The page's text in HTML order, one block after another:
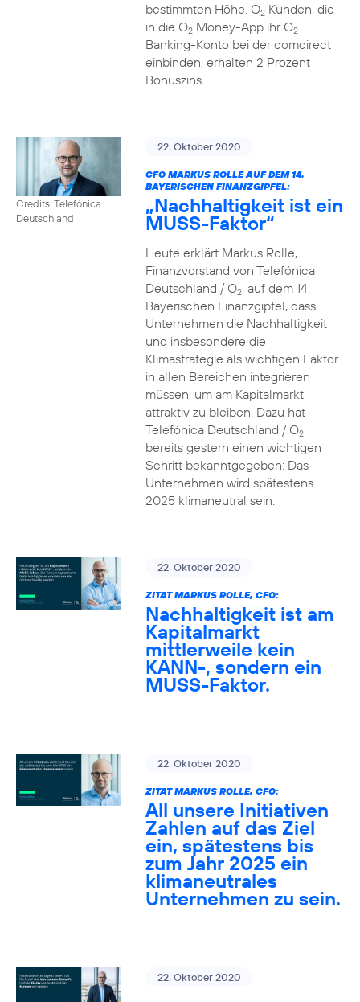
bestimmten Höhe. O2Kunden, die
in die O2Money-App ihr O2
Banking-Konto bei der comdirect
einbinden, erhalten 2 Prozent
Bonuszins.
Credits: Telefónica
Deutschland
22. Oktober 2020
CFO MARKUS ROLLE AUF DEM 14.
BAYERISCHEN FINANZGIPFEL:
„Nachhaltigkeit ist ein
MUSS-Faktor“
Heute erklärt Markus Rolle,
Finanzvorstand von Telefónica
Deutschland / O2, auf dem 14.
Bayerischen Finanzgipfel, dass
Unternehmen die Nachhaltigkeit
und insbesondere die
Klimastrategie als wichtigen Faktor
in allen Bereichen integrieren
müssen, um am Kapitalmarkt
attraktiv zu bleiben. Dazu hat
Telefónica Deutschland / O2
bereits gestern einen wichtigen
Schritt bekanntgegeben: Das
Unternehmen wird spätestens
2025 klimaneutral sein.
22. Oktober 2020
ZITAT MARKUS ROLLE, CFO:
Nachhaltigkeit ist am
Kapitalmarkt
mittlerweile kein
KANN-, sondern ein
MUSS-Faktor.
22. Oktober 2020
ZITAT MARKUS ROLLE, CFO:
All unsere Initiativen
Zahlen auf das Ziel
ein, spätestens bis
zum Jahr 2025 ein
klimaneutrales
Unternehmen zu sein.
22. Oktober 2020